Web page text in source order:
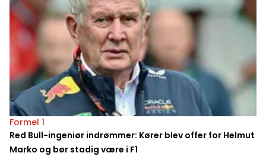
Formel 1
Red Bull-ingeniør indrømmer: Kører blev offer for Helmut
Marko og bør stadig være i F1